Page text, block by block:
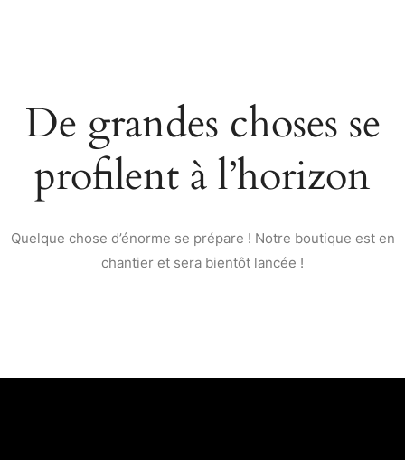
De grandes choses se
profilent à l’horizon
Quelque chose d’énorme se prépare ! Notre boutique est en
chantier et sera bientôt lancée !